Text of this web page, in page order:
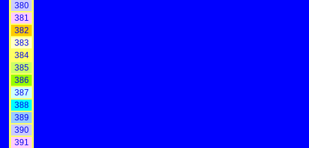
380
381
382
383
384
385
386
387
388
389
390
391